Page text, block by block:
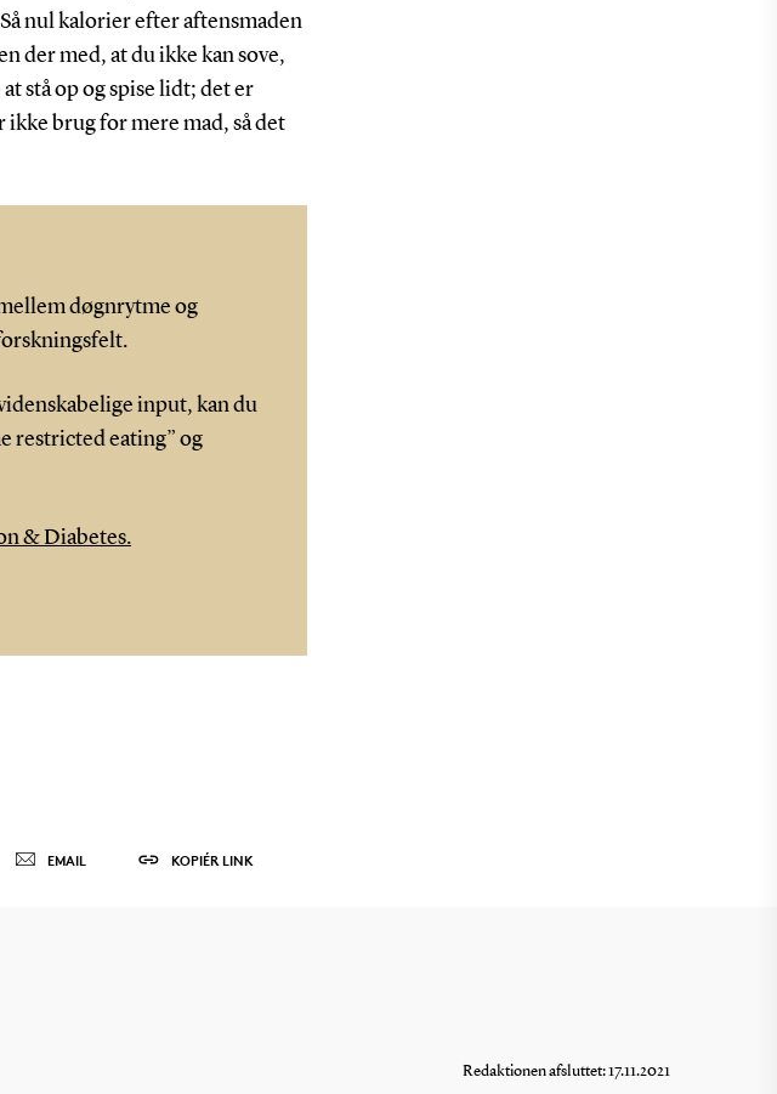
nul kalorier efter aftensmaden
der med, at du ikke kan sove,
stå op og spise lidt; det er
brug for mere mad, så det
døgnrytme og
input, kan du
restricted eating” og
& Diabetes.
EMAIL KOPIÉR LINK
Redaktionen afsluttet: 17.11.2021